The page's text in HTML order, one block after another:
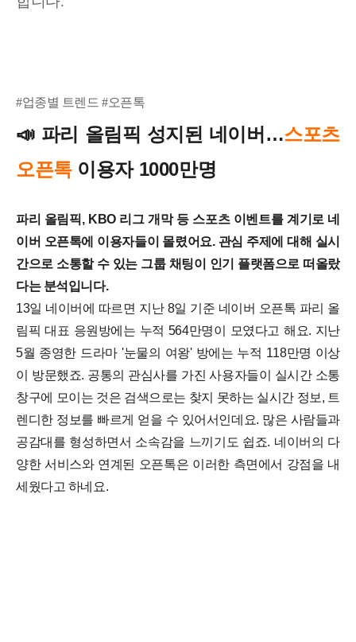
#업종별 트렌드 #오픈톡
📣 파리 올림픽 성지된 네이버…스포츠
오픈톡이용자 1000만명
파리 올림픽, KBO 리그 개막 등 스포츠 이벤트를 계기로 네
이버 오픈톡에 이용자들이 몰렸어요. 관심 주제에 대해 실시
간으로 소통할 수 있는 그룹 채팅이 인기 플랫폼으로 떠올랐
다는 분석입니다.
13일 네이버에 따르면 지난 8일 기준 네이버 오픈톡 파리 올
림픽 대표 응원방에는 누적 564만명이 모였다고 해요. 지난
5월 종영한 드라마 '눈물의 여왕' 방에는 누적 118만명 이상
이 방문했죠. 공통의 관심사를 가진 사용자들이 실시간 소통
창구에 모이는 것은 검색으로는 찾지 못하는 실시간 정보, 트
렌디한 정보를 빠르게 얻을 수 있어서인데요. 많은 사람들과
공감대를 형성하면서 소속감을 느끼기도 쉽죠. 네이버의 다
양한 서비스와 연계된 오픈톡은 이러한 측면에서 강점을 내
세웠다고 하네요.